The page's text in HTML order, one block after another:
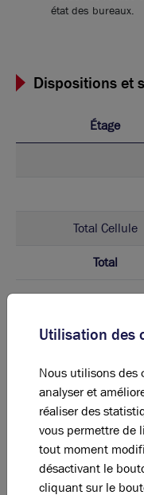
état des bureaux.
Dispositions et
Étage
Total Cellule
Total
DPE & GES
B C D
Diagnostic de
Diagnostic DPE en
Utilisation des
Nous utilisons des
analyser et
réaliser des
vous permettre de
tout moment
désactivant le
cliquant sur le